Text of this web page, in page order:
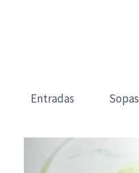
Entradas Sopas